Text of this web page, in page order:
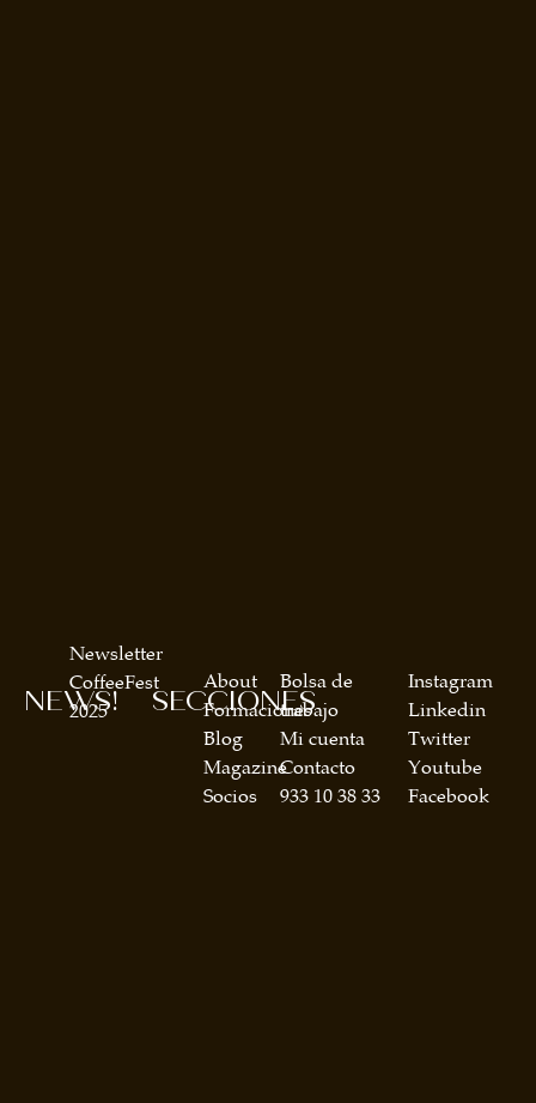
SECCIONES
About
Formaciones
Blog
Magazine
Socios
Bolsa de
trabajo
Mi cuenta
Contacto
933 10 38 33
NEWS!
Newsletter
CoffeeFest
2025
Instagram
Linkedin
Twitter
Youtube
Facebook